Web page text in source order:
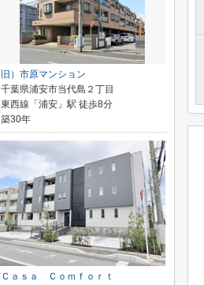
旧）市原マンション
千葉県浦安市当代島２丁目
東西線「浦安」駅 徒歩8分
築30年
Ｃａｓａ Ｃｏｍｆｏｒｔ